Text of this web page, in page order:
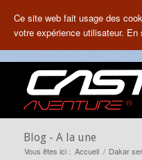
Blog - A la une
Vous êtes ici : Accueil / Dakar
Ce site web fait usage des
votre expérience utilisateur. En